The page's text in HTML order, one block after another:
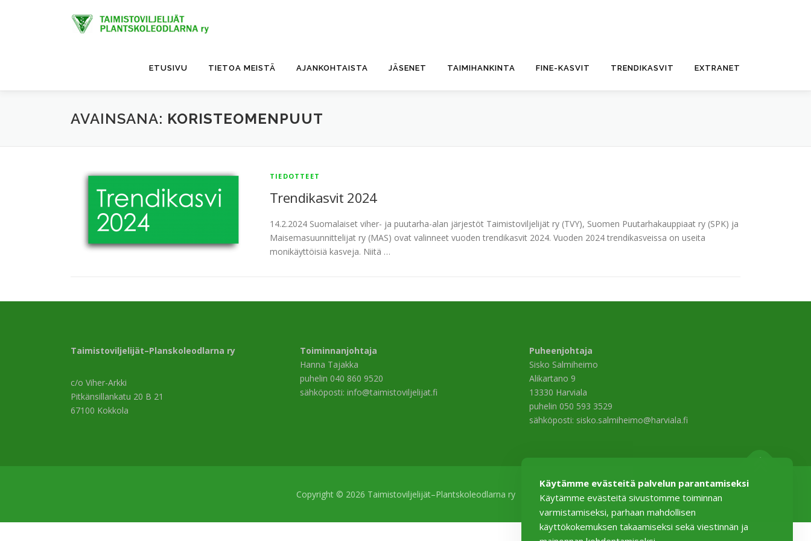
ETUSIVU TIETOA MEISTÄ AJANKOHTAISTA JÄSENET TAIMIHANKINTA FINE-KASVIT TRENDIKASVIT EXTRANET
AVAINSANA: KORISTEOMENPUUT
TIEDOTTEET
Trendikasvit 2024
14.2.2024 Suomalaiset viher- ja puutarha-alan järjestöt Taimistoviljelijät ry (TVY), Suomen Puutarhakauppiaat ry (SPK) ja
Maisemasuunnittelijat ry (MAS) ovat valinneet vuoden trendikasvit 2024. Vuoden 2024 trendikasveissa on useita
monikäyttöisiä kasveja. Niitä …
Taimistoviljelijät–Planskoleodlarna ry
c/o Viher-Arkki
Pitkänsillankatu 20 B 21
67100 Kokkola
Toiminnanjohtaja
Hanna Tajakka
puhelin 040 860 9520
sähköposti: info@taimistoviljelijat.fi
Puheenjohtaja
Sisko Salmiheimo
Alikartano 9
13330 Harviala
puhelin 050 593 3529
sähköposti: sisko.salmiheimo@harviala.fi
Copyright © 2026 Taimistoviljelijät–Plantskoleodlarna ry
Käytämme evästeitä palvelun parantamiseksi
Käytämme evästeitä sivustomme toiminnan
varmistamiseksi, parhaan mahdollisen
käyttökokemuksen takaamiseksi sekä viestinnän ja